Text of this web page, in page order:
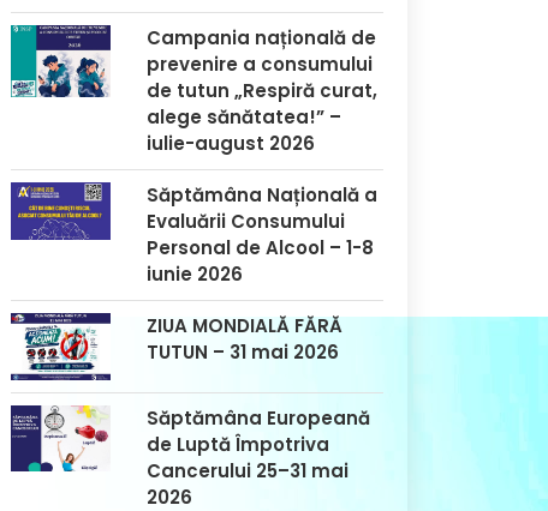
Campania națională de
prevenire a consumului
de tutun „Respiră curat,
alege sănătatea!” –
iulie-august 2026
Săptămâna Națională a
Evaluării Consumului
Personal de Alcool – 1-8
iunie 2026
ZIUA MONDIALĂ FĂRĂ
TUTUN – 31 mai 2026
Săptămâna Europeană
de Luptă Împotriva
Cancerului 25–31 mai
2026